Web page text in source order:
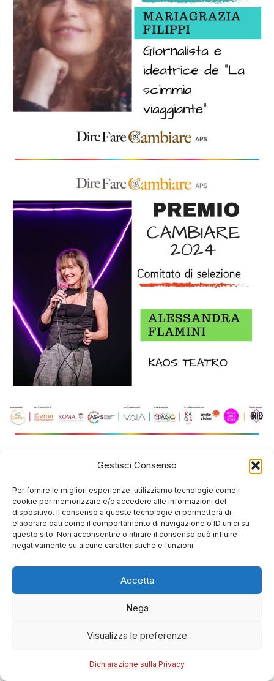
Gestisci Consenso
Per fornire le migliori esperienze, utilizziamo tecnologie come i
cookie per memorizzare e/o accedere alle informazioni del
dispositivo. Il consenso a queste tecnologie ci permetterà di
elaborare dati come il comportamento di navigazione o ID unici su
questo sito. Non acconsentire o ritirare il consenso può influire
negativamente su alcune caratteristiche e funzioni.
Accetta
Nega
Visualizza le preferenze
Dichiarazione sulla Privacy